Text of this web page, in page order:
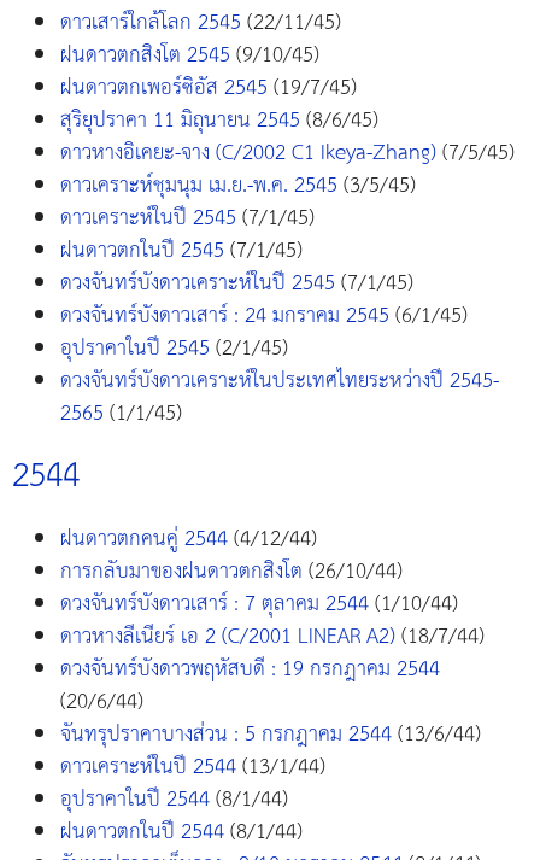
ดาวเสาร์ใกล้โลก 2545(22/11/45)
ฝนดาวตกสิงโต 2545(9/10/45)
ฝนดาวตกเพอร์ซิอัส 2545(19/7/45)
สุริยุปราคา 11 มิถุนายน 2545(8/6/45)
ดาวหางอิเคยะ-จาง (C/2002 C1 Ikeya-Zhang)(7/5/45)
ดาวเคราะห์ชุมนุม เม.ย.-พ.ค. 2545(3/5/45)
ดาวเคราะห์ในปี 2545(7/1/45)
ฝนดาวตกในปี 2545(7/1/45)
ดวงจันทร์บังดาวเคราะห์ในปี 2545(7/1/45)
ดวงจันทร์บังดาวเสาร์ : 24 มกราคม 2545(6/1/45)
อุปราคาในปี 2545(2/1/45)
ดวงจันทร์บังดาวเคราะห์ในประเทศไทยระหว่างปี 2545-
2565(1/1/45)
2544
ฝนดาวตกคนคู่ 2544(4/12/44)
การกลับมาของฝนดาวตกสิงโต(26/10/44)
ดวงจันทร์บังดาวเสาร์ : 7 ตุลาคม 2544(1/10/44)
ดาวหางลีเนียร์ เอ 2 (C/2001 LINEAR A2)(18/7/44)
ดวงจันทร์บังดาวพฤหัสบดี : 19 กรกฎาคม 2544
(20/6/44)
จันทรุปราคาบางส่วน : 5 กรกฎาคม 2544(13/6/44)
ดาวเคราะห์ในปี 2544(13/1/44)
อุปราคาในปี 2544(8/1/44)
ฝนดาวตกในปี 2544(8/1/44)